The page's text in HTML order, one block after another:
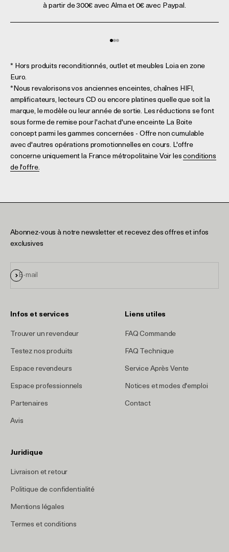
à partir de 300€ avec Alma et 0€ avec Paypal.
* Hors produits reconditionnés, outlet et meubles Loia en zone
Euro.
*Nous revalorisons vos anciennes enceintes, chaînes HIFI,
amplificateurs, lecteurs CD ou encore platines quelle que soit la
marque, le modèle ou leur année de sortie. Les réductions se font
sous forme de remise pour l'achat d'une enceinte La Boite
concept parmi les gammes concernées - Offre non cumulable
avec d'autres opérations promotionnelles en cours. L'offre
concerne uniquement la France métropolitaine Voir lesconditions
de l'offre.
Abonnez-vous à notre newsletter et recevez des offres et infos
exclusives
E-mail
S'inscrire
Infos et services
Trouver un revendeur
Testez nos produits
Espace revendeurs
Espace professionnels
Partenaires
Avis
Liens utiles
FAQ Commande
FAQ Technique
Service Après Vente
Notices et modes d'emploi
Contact
Juridique
Livraison et retour
Politique de confidentialité
Mentions légales
Termes et conditions